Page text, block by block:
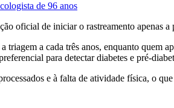
de 96 anos
oficial de iniciar o rastreamento apenas
a cada três anos, enquanto quem
para detectar diabetes e pré-
e à falta de atividade física, o